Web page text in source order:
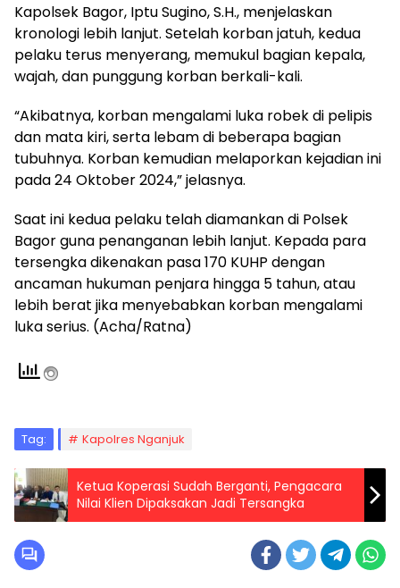
Kapolsek Bagor, Iptu Sugino, S.H., menjelaskan
kronologi lebih lanjut. Setelah korban jatuh, kedua
pelaku terus menyerang, memukul bagian kepala,
wajah, dan punggung korban berkali-kali.
“Akibatnya, korban mengalami luka robek di pelipis
dan mata kiri, serta lebam di beberapa bagian
tubuhnya. Korban kemudian melaporkan kejadian ini
pada 24 Oktober 2024,” jelasnya.
Saat ini kedua pelaku telah diamankan di Polsek
Bagor guna penanganan lebih lanjut. Kepada para
tersengka dikenakan pasa 170 KUHP dengan
ancaman hukuman penjara hingga 5 tahun, atau
lebih berat jika menyebabkan korban mengalami
luka serius. (Acha/Ratna)
Tag: Kapolres Nganjuk
Ketua Koperasi Sudah Berganti, Pengacara
Nilai Klien Dipaksakan Jadi Tersangka